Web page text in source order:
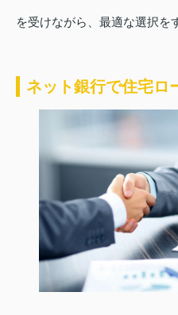
を受けながら、最適な選択を
ネット銀行で住宅ロ